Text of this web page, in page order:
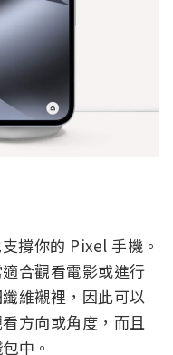
撐你的 Pixel 手機。
合觀看電影或進行
維襯裡，因此可以
方向或角度，而且
中。